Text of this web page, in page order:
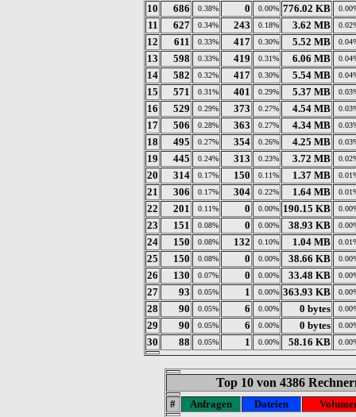
10 686 0.38% 0 0.00% 776.02 KB
11 627 0.34% 243 0.18% 3.62 MB
12 611 0.33% 417 0.30% 5.52 MB
13 598 0.33% 419 0.31% 6.06 MB
14 582 0.32% 417 0.30% 5.54 MB
15 571 0.31% 401 0.29% 5.37 MB
16 529 0.29% 373 0.27% 4.54 MB
17 506 0.28% 363 0.27% 4.34 MB
18 495 0.27% 354 0.26% 4.25 MB
19 445 0.24% 313 0.23% 3.72 MB
20 314 0.17% 150 0.11% 1.37 MB
21 306 0.17% 304 0.22% 1.64 MB
22 201 0.11% 0 0.00% 190.15 KB
23 151 0.08% 0 0.00% 38.93 KB
24 150 0.08% 132 0.10% 1.04 MB
25 150 0.08% 0 0.00% 38.66 KB
26 130 0.07% 0 0.00% 33.48 KB
27 93 0.05% 1 0.00% 363.93 KB
28 90 0.05% 6 0.00% 0 bytes
29 90 0.05% 6 0.00% 0 bytes
30 88 0.05% 1 0.00% 58.16 KB
Top 10 von 4386
# Anfragen Dateien